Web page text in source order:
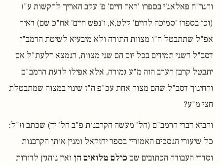
והגר"ח פאלאג'י בספרו 'ראה חיים' פ' עקב האריך להקשות ע"ז
(וכן בספרו 'סמיכה לחיים' קלט,א, ו'נפש חיים' אח"כ שם) דאיך
אפ"ל שתתבטל ח"ו מצוות התורה ולא מיבעיא לשיטת הרמב"ן
דסב"ל דשני תמידים בכל יום הם שני מצוות, דנמצא דלעת"ל אם
יתבטל קרבן הערב הוה מ"ע גמורה, אלא אפילו לדעת הרמב"ם
והחינוך דסב"ל שהם מצוה אחת עכ"פ ה"ז שינוי במצוה שמתבטלת
חצי מ"ע?
והביא דברי הרמב"ם (הל' מעשה הקרבנות פ"ב הל' יד) שכתב וז"ל:
כל שיעורי הנסכים האמורין בספר יחזקאל ומנין אותן הקרבנות
וסדרי העבודה הכתובים שם כולם מלואים הן ואין נוהגין לדורות